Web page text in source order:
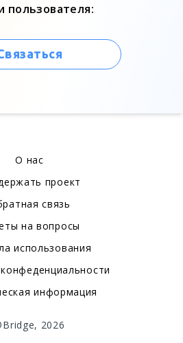
пользователя:
О нас
проект
связь
на вопросы
использования
информация
2026